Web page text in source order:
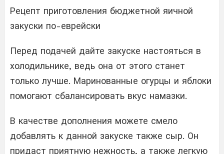
Рецепт приготовления бюджетной яичной
закуски по-еврейски
Перед подачей дайте закуске настояться в
холодильнике, ведь она от этого станет
только лучше. Маринованные огурцы и яблоки
помогают сбалансировать вкус намазки.
В качестве дополнения можете смело
добавлять к данной закуске также сыр. Он
придаст приятную нежность, а также легкую